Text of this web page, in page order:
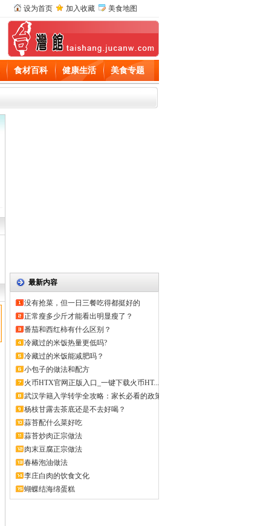
设为首页 加入收藏 美食地图
食材百科 健康生活 美食专题
最新内容
没有抢菜，但一日三餐吃得都挺好的
正常瘦多少斤才能看出明显瘦了？
番茄和西红柿有什么区别？
冷藏过的米饭热量更低吗?
冷藏过的米饭能减肥吗？
小包子的做法和配方
火币HTX官网正版入口_一键下载火币HT...
武汉学籍入学转学全攻略：家长必看的政策
解...
杨枝甘露去茶底还是不去好喝？
蒜苔配什么菜好吃
蒜苔炒肉正宗做法
肉末豆腐正宗做法
春椿泡油做法
李庄白肉的饮食文化
蝴蝶结海绵蛋糕